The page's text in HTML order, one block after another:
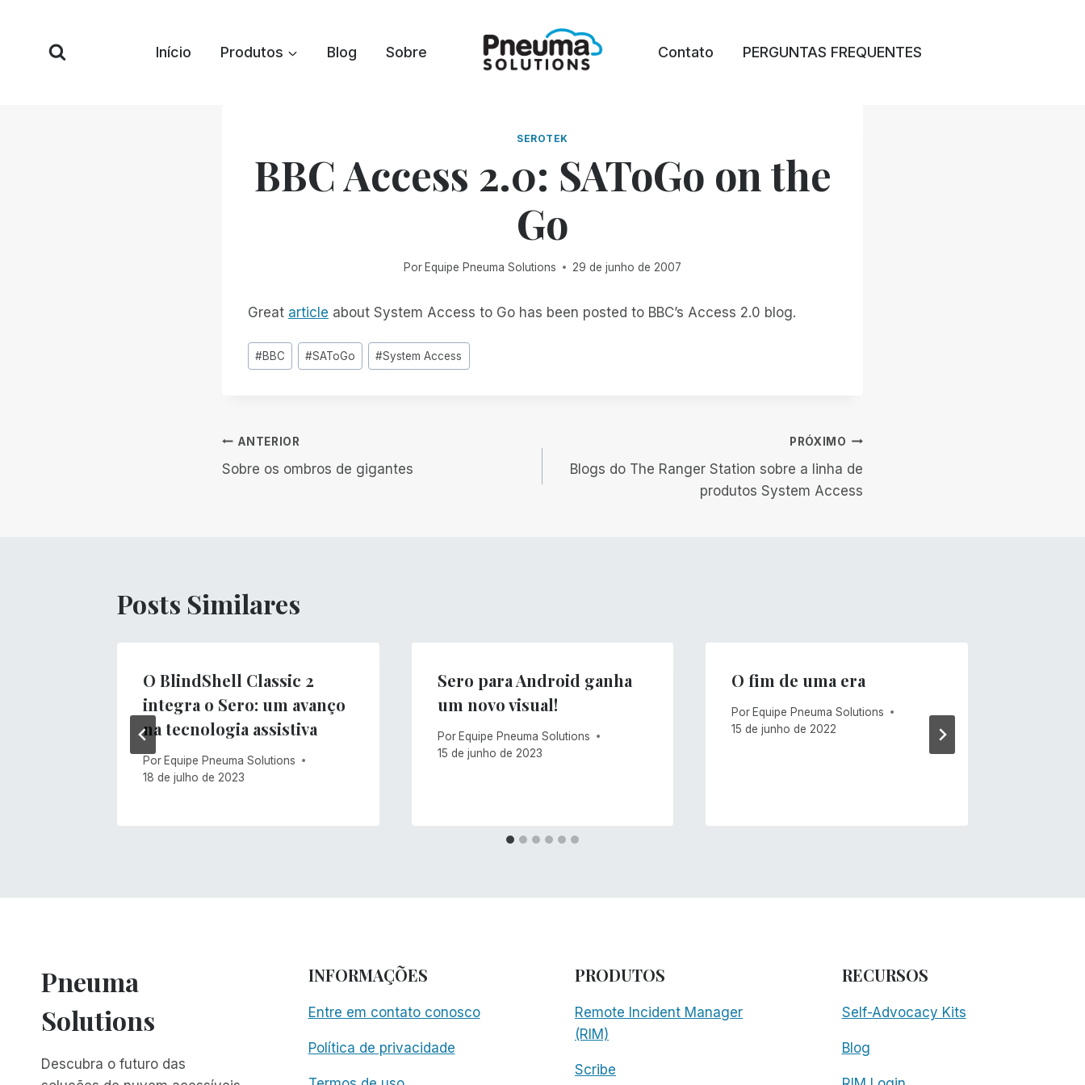
Início Produtos Blog Sobre Contato PERGUNTAS FREQUENTES
SEROTEK
BBC Access 2.0: SAToGo on the
Go
PorEquipe Pneuma Solutions 29 de junho de 2007
Great article about System Access to Go has been posted to BBC’s Access 2.0 blog.
Tags
do
#BBC #SAToGo #System Access
Navegação
ANTERIOR
Sobre os ombros de gigantes
PRÓXIMO
Blogs do The Ranger Station sobre a linha de
produtos System Access
Posts Similares
O BlindShell Classic 2
integra o Sero: um avanço
na tecnologia assistiva
Por Equipe Pneuma Solutions
18 de julho de 2023
Sero para Android ganha
um novo visual!
Por Equipe Pneuma Solutions
15 de junho de 2023
O fim de uma era
Por Equipe Pneuma Solutions
15 de junho de 2022
Pneuma
Solutions
Descubra o futuro das
INFORMAÇÕES
Entre em contato conosco
Política de privacidade
PRODUTOS
Remote Incident Manager
(RIM)
Scribe
RECURSOS
Self-Advocacy Kits
Blog